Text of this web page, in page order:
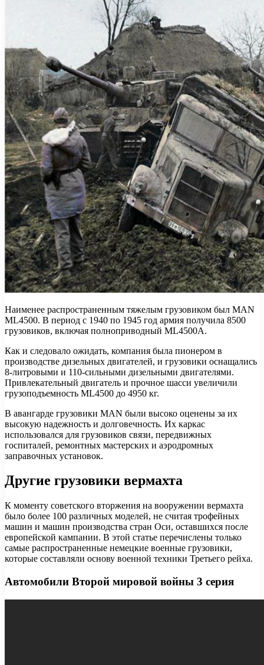
Наименее распространенным тяжелым грузовиком был MAN
ML4500. В период с 1940 по 1945 год армия получила 8500
грузовиков, включая полноприводный ML4500A.
Как и следовало ожидать, компания была пионером в
производстве дизельных двигателей, и грузовики оснащались
8-литровыми и 110-сильными дизельными двигателями.
Привлекательный двигатель и прочное шасси увеличили
грузоподъемность ML4500 до 4950 кг.
В авангарде грузовики MAN были высоко оценены за их
высокую надежность и долговечность. Их каркас
использовался для грузовиков связи, передвижных
госпиталей, ремонтных мастерских и аэродромных
заправочных установок.
Другие грузовики вермахта
К моменту советского вторжения на вооружении вермахта
было более 100 различных моделей, не считая трофейных
машин и машин производства стран Оси, оставшихся после
европейской кампании. В этой статье перечислены только
самые распространенные немецкие военные грузовики,
которые составляли основу военной техники Третьего рейха.
Автомобили Второй мировой войны 3 серия